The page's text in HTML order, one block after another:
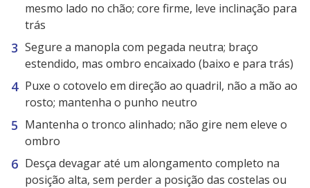
mesmo lado no chão; core firme, leve inclinação para
trás
Segure a manopla com pegada neutra; braço
estendido, mas ombro encaixado (baixo e para trás)
Puxe o cotovelo em direção ao quadril, não a mão ao
rosto; mantenha o punho neutro
Mantenha o tronco alinhado; não gire nem eleve o
ombro
Desça devagar até um alongamento completo na
posição alta, sem perder a posição das costelas ou